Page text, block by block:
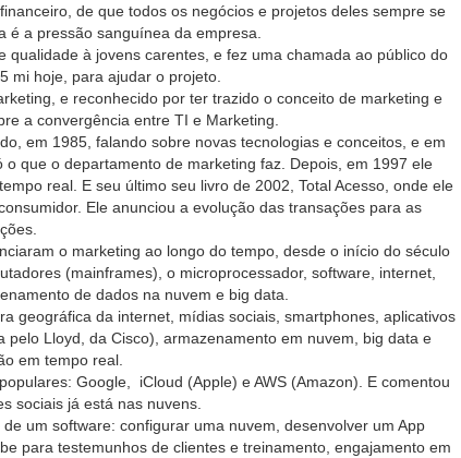
de que todos os negócios e projetos deles sempre se
é a pressão sanguínea da empresa.
qualidade à jovens carentes, e fez uma chamada ao público do
mi hoje, para ajudar o projeto.
e reconhecido por ter trazido o conceito de marketing e
a convergência entre TI e Marketing.
em 1985, falando sobre novas tecnologias e conceitos, e em
que o departamento de marketing faz. Depois, em 1997 ele
real. E seu último seu livro de 2002, Total Acesso, onde ele
Ele anunciou a evolução das transações para as
o marketing ao longo do tempo, desde o início do século
(mainframes), o microprocessador, software, internet,
de dados na nuvem e big data.
geográfica da internet, mídias sociais, smartphones, aplicativos
Lloyd, da Cisco), armazenamento em nuvem, big data e
em tempo real.
Google, iCloud (Apple) e AWS (Amazon). E comentou
sociais já está nas nuvens.
um software: configurar uma nuvem, desenvolver um App
para testemunhos de clientes e treinamento, engajamento em